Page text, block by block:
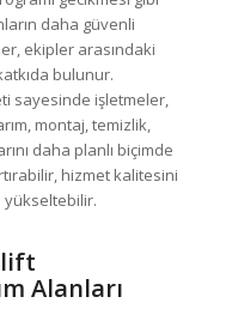
daha güvenli
ekipler arasındaki
bulunur.
sayesinde işletmeler,
montaj, temizlik,
daha planlı biçimde
hizmet kalitesini
Alanları